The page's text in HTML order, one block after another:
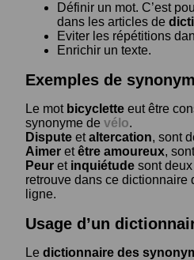
Définir un mot. C’est
dans les articles de
Eviter les répétitions
Enrichir un texte.
Exemples de
Le mot bicyclette eut être
synonyme de vélo.
Dispute etaltercation, sont
Aimer etêtre amoureux,
Peur et inquiétude sont
retrouve dans ce dictionnaire
ligne.
Usage d’un
Le dictionnaire des